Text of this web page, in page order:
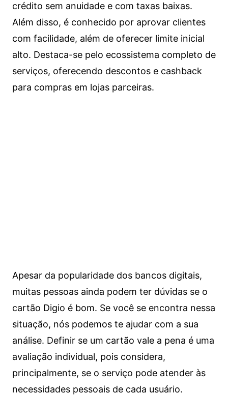
crédito sem anuidade e com taxas baixas.
Além disso, é conhecido por aprovar clientes
com facilidade, além de oferecer limite inicial
alto. Destaca-se pelo ecossistema completo de
serviços, oferecendo descontos e cashback
para compras em lojas parceiras.
Apesar da popularidade dos bancos digitais,
muitas pessoas ainda podem ter dúvidas se o
cartão Digio é bom. Se você se encontra nessa
situação, nós podemos te ajudar com a sua
análise. Definir se um cartão vale a pena é uma
avaliação individual, pois considera,
principalmente, se o serviço pode atender às
necessidades pessoais de cada usuário.